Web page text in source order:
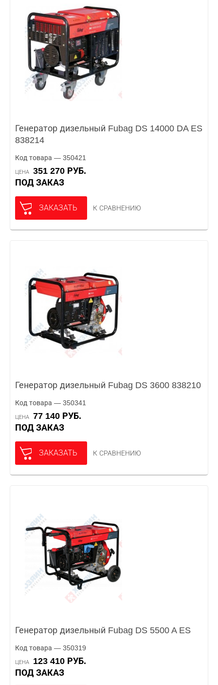
Генератор дизельный Fubag DS 14000 DA ES
838214
Код товара — 350421
ЦЕНА
351 270 РУБ.
ПОД ЗАКАЗ
ЗАКАЗАТЬ К СРАВНЕНИЮ
Генератор дизельный Fubag DS 3600 838210
Код товара — 350341
ЦЕНА
77 140 РУБ.
ПОД ЗАКАЗ
ЗАКАЗАТЬ К СРАВНЕНИЮ
Генератор дизельный Fubag DS 5500 A ES
Код товара — 350319
ЦЕНА
123 410 РУБ.
ПОД ЗАКАЗ